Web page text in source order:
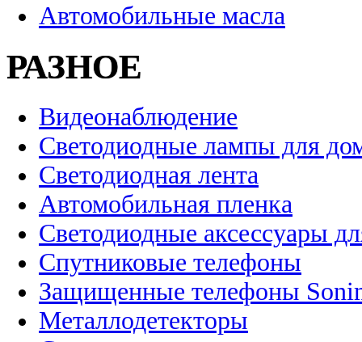
Автомобильные масла
РАЗНОЕ
Видеонаблюдение
Светодиодные лампы для
Светодиодная лента
Автомобильная пленка
Светодиодные аксессуары
Спутниковые телефоны
Защищенные телефоны
Металлодетекторы